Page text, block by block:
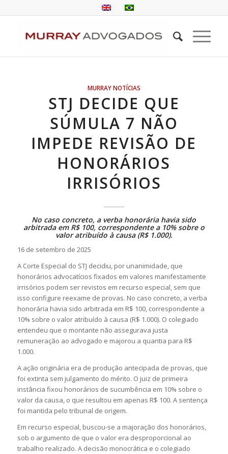
MURRAY NOTÍCIAS
STJ DECIDE QUE
SÚMULA 7 NÃO
IMPEDE REVISÃO DE
HONORÁRIOS
IRRISÓRIOS
No caso concreto, a verba honorária havia sido
arbitrada em R$ 100, correspondente a 10% sobre o
valor atribuído à causa (R$ 1.000).
16 de setembro de 2025
A Corte Especial do STJ decidiu, por unanimidade, que
honorários advocatícios fixados em valores manifestamente
irrisórios podem ser revistos em recurso especial, sem que
isso configure reexame de provas. No caso concreto, a verba
honorária havia sido arbitrada em R$ 100, correspondente a
10% sobre o valor atribuído à causa (R$ 1.000). O colegiado
entendeu que o montante não assegurava justa
remuneração ao advogado e majorou a quantia para R$
1.000.
A ação originária era de produção antecipada de provas, que
foi extinta sem julgamento do mérito. O juiz de primeira
instância fixou honorários de sucumbência em 10% sobre o
valor da causa, o que resultou em apenas R$ 100. A sentença
foi mantida pelo tribunal de origem.
Em recurso especial, buscou-se a majoração dos honorários,
sob o argumento de que o valor era desproporcional ao
trabalho realizado. A decisão monocrática e o colegiado